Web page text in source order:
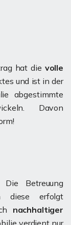
hat die volle
und ist in der
abgestimmte
Davon
Betreuung
diese erfolgt
nachhaltiger